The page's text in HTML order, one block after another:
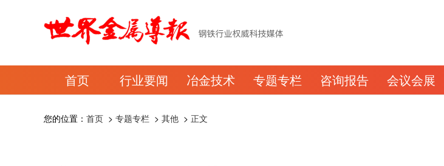
首页 行业要闻 冶金技术 专题专栏 咨询报告 会议会展
您的位置： 首页 > 专题专栏 > 其他 > 正文